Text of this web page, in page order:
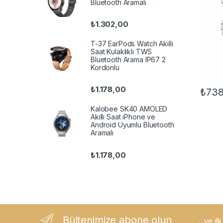
₺
Bluetooth Aramalı
₺1.302,00
T-37 EarPods Watch Akıllı
Saat Kulaklıklı TWS
Bluetooth Arama IP67 2
Kordonlu
₺1.178,00
Kalobee SK40 AMOLED
Akıllı Saat iPhone ve
Android Uyumlu Bluetooth
Aramalı
₺1.178,00
Bültenimize abone olun ...ve ilk